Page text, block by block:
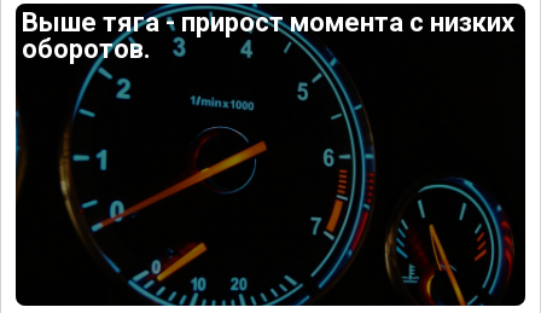
Выше тяга - прирост момента с низких
оборотов.